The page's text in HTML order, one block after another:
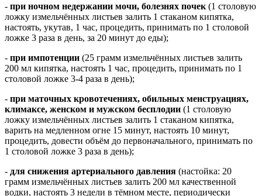
- при ночном недержании мочи, болезнях почек (1 столовую
ложку измельчённых листьев залить 1 стаканом кипятка,
настоять, укутав, 1 час, процедить, принимать по 1 столовой
ложке 3 раза в день, за 20 минут до еды);
- при импотенции (25 грамм измельчённых листьев залить
200 мл кипятка, настоять 1 час, процедить, принимать по 1
столовой ложке 3-4 раза в день);
- при маточных кровотечениях, обильных менструациях,
климаксе, женском и мужском бесплодии (1 столовую
ложку измельчённых листьев залить 1 стаканом кипятка,
варить на медленном огне 15 минут, настоять 10 минут,
процедить, довести объём до первоначального, принимать по
1 столовой ложке 3 раза в день);
- для снижения артериального давления (настойка: 20
грамм измельчённых листьев залить 200 мл качественной
водки, настоять 3 недели в тёмном месте, периодически